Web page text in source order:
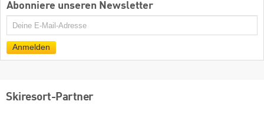
Abonniere unseren Newsletter
E-
Anmelden
Skiresort-Partner